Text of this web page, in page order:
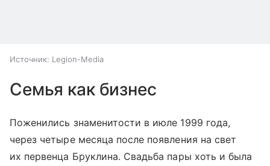
Источник: Legion-Media
Семья как бизнес
Поженились знаменитости в июле 1999 года,
через четыре месяца после появления на свет
их первенца Бруклина. Свадьба пары хоть и была